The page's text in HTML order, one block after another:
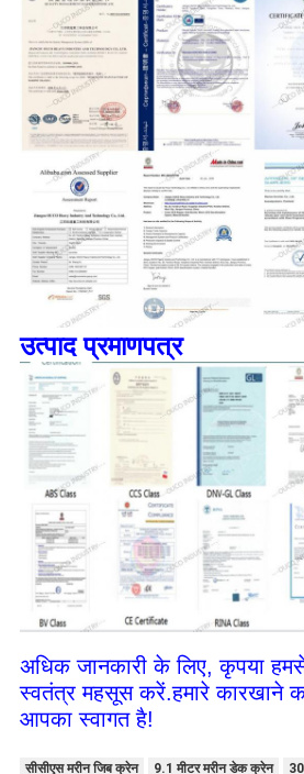
उत्पाद प्रमाणपत्र
अधिक जानकारी के लिए, कृपया
स्वतंत्र महसूस करें.हमारे कारखाने
आपका स्वागत है!
सीसीएस मरीन जिब क्रेन 9.1 मीटर मरीन डेक क्रेन